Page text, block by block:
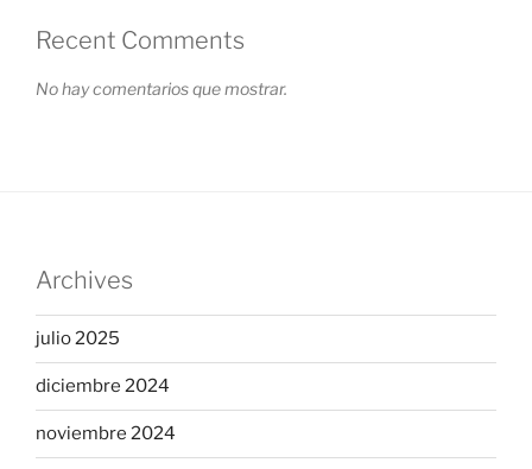
Recent Comments
No hay comentarios que mostrar.
Archives
julio 2025
diciembre 2024
noviembre 2024